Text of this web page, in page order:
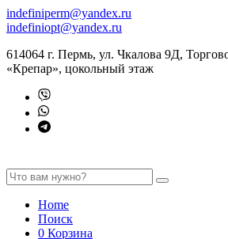
indefiniperm@yandex.ru
indefiniopt@yandex.ru
614064 г. Пермь, ул. Чкалова 9Д,
«Крепар», цокольный этаж
Home
Поиск
0 Корзина